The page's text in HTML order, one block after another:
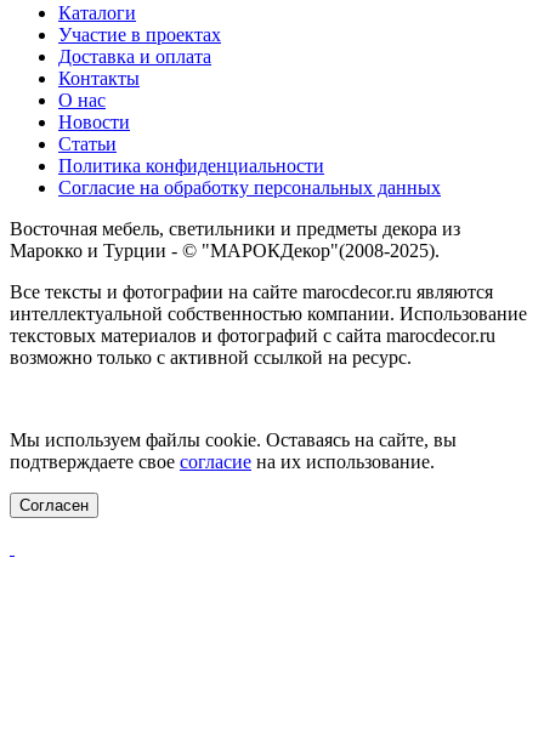
Каталоги
Участие в проектах
Доставка и оплата
Контакты
О нас
Новости
Статьи
Политика конфиденциальности
Согласие на обработку персональных данных
Восточная мебель, светильники и предметы декора из
Марокко и Турции - © "МАРОКДекор"(2008-2025).
Все тексты и фотографии на сайте marocdecor.ru являются
интеллектуальной собственностью компании. Использование
текстовых материалов и фотографий с сайта marocdecor.ru
возможно только с активной ссылкой на ресурс.
Мы используем файлы cookie. Оставаясь на сайте, вы
подтверждаете свое согласие на их использование.
Согласен